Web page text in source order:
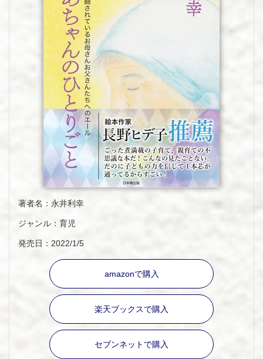
著者名：永井利幸
ジャンル：育児
発売日：2022/1/5
amazonで購入
楽天ブックスで購入
セブンネットで購入